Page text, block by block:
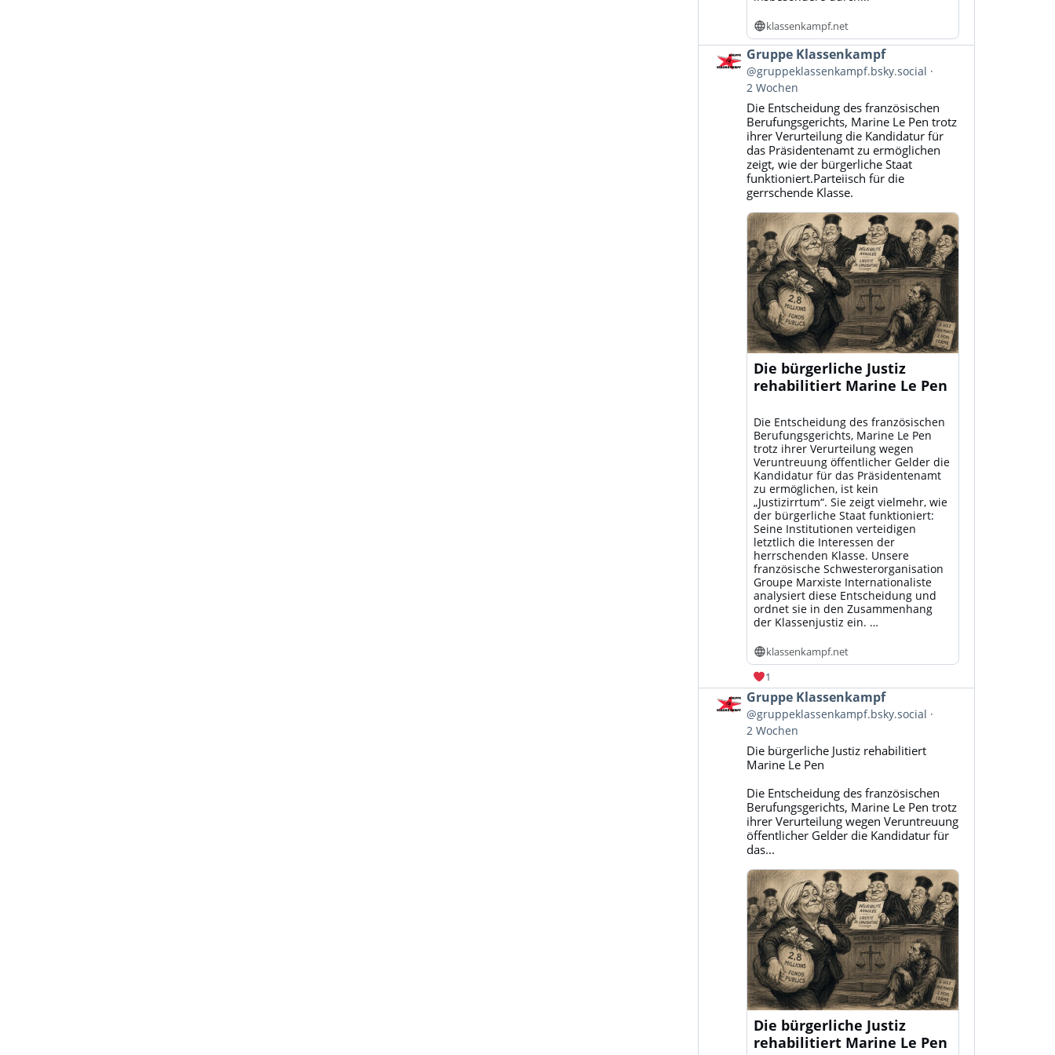
klassenkampf.net
Beitrag
von
Gruppe
Klassenkampf
Bluesky
ansehen
Gruppe Klassenkampf
@gruppeklassenkampf.bsky.social
2 Wochen
Die Entscheidung des französischen
Berufungsgerichts, Marine Le Pen trotz
ihrer Verurteilung die Kandidatur für
das Präsidentenamt zu ermöglichen
zeigt, wie der bürgerliche Staat
funktioniert.Parteiisch für die
gerrschende Klasse.
Die bürgerliche Justiz
rehabilitiert Marine Le Pen
Die Entscheidung des französischen
Berufungsgerichts, Marine Le Pen
trotz ihrer Verurteilung wegen
Veruntreuung öffentlicher Gelder die
Kandidatur für das Präsidentenamt
zu ermöglichen, ist kein
„Justizirrtum“. Sie zeigt vielmehr, wie
der bürgerliche Staat funktioniert:
Seine Institutionen verteidigen
letztlich die Interessen der
herrschenden Klasse. Unsere
französische Schwesterorganisation
Groupe Marxiste Internationaliste
analysiert diese Entscheidung und
ordnet sie in den Zusammenhang
der Klassenjustiz ein. …
klassenkampf.net
1
Beitrag
von
Gruppe
Klassenkampf
Bluesky
ansehen
Gruppe Klassenkampf
@gruppeklassenkampf.bsky.social
2 Wochen
Die bürgerliche Justiz rehabilitiert
Marine Le Pen
Die Entscheidung des französischen
Berufungsgerichts, Marine Le Pen trotz
ihrer Verurteilung wegen Veruntreuung
öffentlicher Gelder die Kandidatur für
das...
Die bürgerliche Justiz
rehabilitiert Marine Le Pen